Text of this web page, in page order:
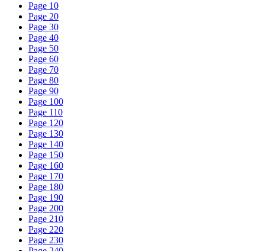
Page 10
Page 20
Page 30
Page 40
Page 50
Page 60
Page 70
Page 80
Page 90
Page 100
Page 110
Page 120
Page 130
Page 140
Page 150
Page 160
Page 170
Page 180
Page 190
Page 200
Page 210
Page 220
Page 230